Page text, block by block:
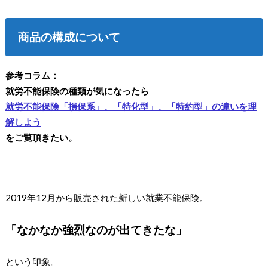
商品の構成について
参考コラム：
就労不能保険の種類が気になったら
就労不能保険「損保系」、「特化型」、「特約型」の違いを理
解しよう
をご覧頂きたい。
2019年12月から販売された新しい就業不能保険。
「なかなか強烈なのが出てきたな」
という印象。